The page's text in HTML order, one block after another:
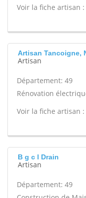
Voir la fiche artisan :
Artisan Tancoigne,
Artisan
Département: 49
Rénovation
Voir la fiche artisan :
B g c l Drain
Artisan
Département: 49